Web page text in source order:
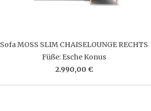
Sofa MOSS SLIM CHAISELOUNGE RECHTS
Füße: Esche Konus
2.990,00 €